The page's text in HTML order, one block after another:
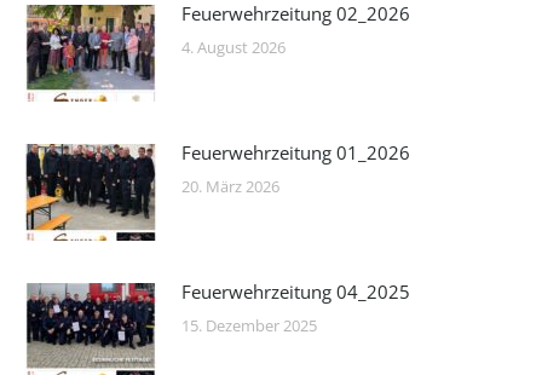
Feuerwehrzeitung 02_2026
4. August 2026
Feuerwehrzeitung 01_2026
20. März 2026
Feuerwehrzeitung 04_2025
15. Dezember 2025